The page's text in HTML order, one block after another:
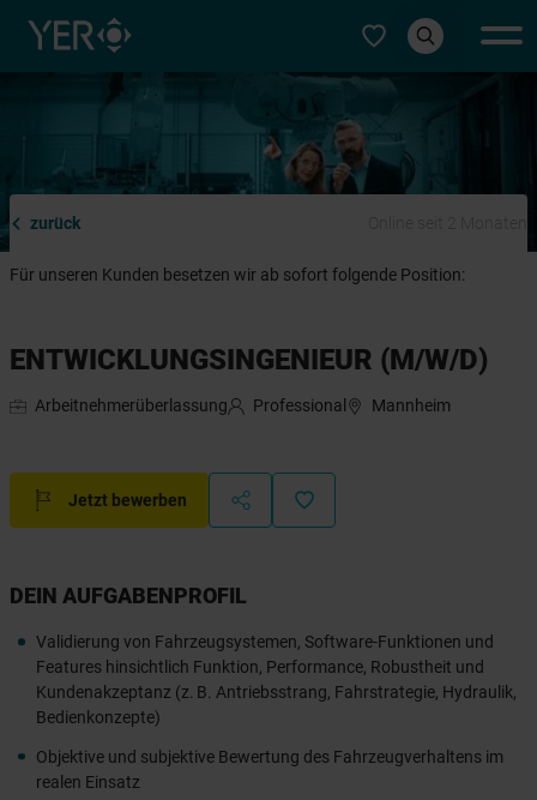
Typ auswählen
zurück
Für unseren Kunden besetzen wir ab sofort folgende Position:
ENTWICKLUNGSINGENIEUR (M/W/D)
Arbeitnehmerüberlassung Professional Mannheim
Jetzt bewerben
DEIN AUFGABENPROFIL
Validierung von Fahrzeugsystemen, Software-Funktionen und
Features hinsichtlich Funktion, Performance, Robustheit und
Kundenakzeptanz (z. B. Antriebsstrang, Fahrstrategie, Hydraulik,
Bedienkonzepte)
Objektive und subjektive Bewertung des Fahrzeugverhaltens im
realen Einsatz